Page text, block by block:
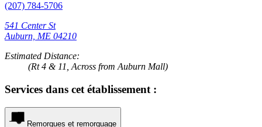
(207) 784-5706
541 Center St
Auburn, ME 04210
Estimated Distance:
(Rt 4 & 11, Across from Auburn Mall)
Services dans cet établissement :
Remorques et remorquage